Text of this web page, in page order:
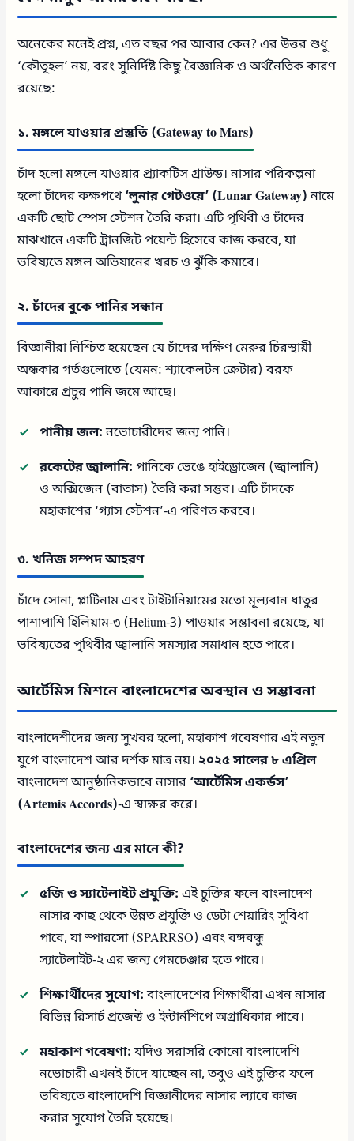
অনেকের মনেই প্রশ্ন, এত বছর পর আবার কেন? এর উত্তর শুধু
‘কৌতূহল’ নয়, বরং সুনির্দিষ্ট কিছু বৈজ্ঞানিক ও অর্থনৈতিক কারণ
রয়েছে:
১. মঙ্গলে যাওয়ার প্রস্তুতি (Gateway to Mars)
চাঁদ হলো মঙ্গলে যাওয়ার প্র্যাকটিস গ্রাউন্ড। নাসার পরিকল্পনা
হলো চাঁদের কক্ষপথে‘লুনার গেটওয়ে’ (Lunar Gateway)নামে
একটি ছোট স্পেস স্টেশন তৈরি করা। এটি পৃথিবী ও চাঁদের
মাঝখানে একটি ট্রানজিট পয়েন্ট হিসেবে কাজ করবে, যা
ভবিষ্যতে মঙ্গল অভিযানের খরচ ও ঝুঁকি কমাবে।
২. চাঁদের বুকে পানির সন্ধান
বিজ্ঞানীরা নিশ্চিত হয়েছেন যে চাঁদের দক্ষিণ মেরুর চিরস্থায়ী
অন্ধকার গর্তগুলোতে (যেমন: শ্যাকেলটন ক্রেটার) বরফ
আকারে প্রচুর পানি জমে আছে।
পানীয় জল:নভোচারীদের জন্য পানি।
রকেটের জ্বালানি: পানিকে ভেঙে হাইড্রোজেন (জ্বালানি)
ও অক্সিজেন (বাতাস) তৈরি করা সম্ভব। এটি চাঁদকে
মহাকাশের ‘গ্যাস স্টেশন’-এ পরিণত করবে।
৩. খনিজ সম্পদ আহরণ
চাঁদে সোনা, প্লাটিনাম এবং টাইটানিয়ামের মতো মূল্যবান ধাতুর
পাশাপাশি হিলিয়াম-৩ (Helium-3) পাওয়ার সম্ভাবনা রয়েছে, যা
ভবিষ্যতের পৃথিবীর জ্বালানি সমস্যার সমাধান হতে পারে।
আর্টেমিস মিশনে বাংলাদেশের অবস্থান ও সম্ভাবনা
বাংলাদেশীদের জন্য সুখবর হলো, মহাকাশ গবেষণার এই নতুন
যুগে বাংলাদেশ আর দর্শক মাত্র নয়। ২০২৫ সালের ৮ এপ্রিল
বাংলাদেশ আনুষ্ঠানিকভাবে নাসার ‘আর্টেমিস একর্ডস’
(Artemis Accords)-এ স্বাক্ষর করে।
বাংলাদেশের জন্য এর মানে কী?
৫জি ও স্যাটেলাইট প্রযুক্তি: এই চুক্তির ফলে বাংলাদেশ
নাসার কাছ থেকে উন্নত প্রযুক্তি ও ডেটা শেয়ারিং সুবিধা
পাবে, যা স্পারসো (SPARRSO) এবং বঙ্গবন্ধু
স্যাটেলাইট-২ এর জন্য গেমচেঞ্জার হতে পারে।
শিক্ষার্থীদের সুযোগ:বাংলাদেশের শিক্ষার্থীরা এখন নাসার
বিভিন্ন রিসার্চ প্রজেক্ট ও ইন্টার্নশিপে অগ্রাধিকার পাবে।
মহাকাশ গবেষণা:যদিও সরাসরি কোনো বাংলাদেশি
নভোচারী এখনই চাঁদে যাচ্ছেন না, তবুও এই চুক্তির ফলে
ভবিষ্যতে বাংলাদেশি বিজ্ঞানীদের নাসার ল্যাবে কাজ
করার সুযোগ তৈরি হয়েছে।